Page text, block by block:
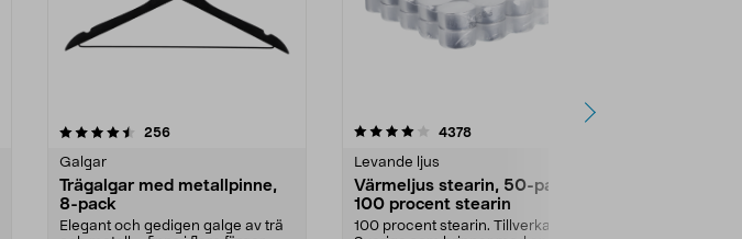
256recensioner
Galgar
Trägalgar med metallpinne,
8-pack
Elegant och gedigen galge av trä
4.0av 5 stjärnor 4378recensioner
Levande ljus
Värmeljus stearin, 50-pack,
100 procent stearin
100 procent stearin. Tillverkade i
4.5av 5 stjärnor